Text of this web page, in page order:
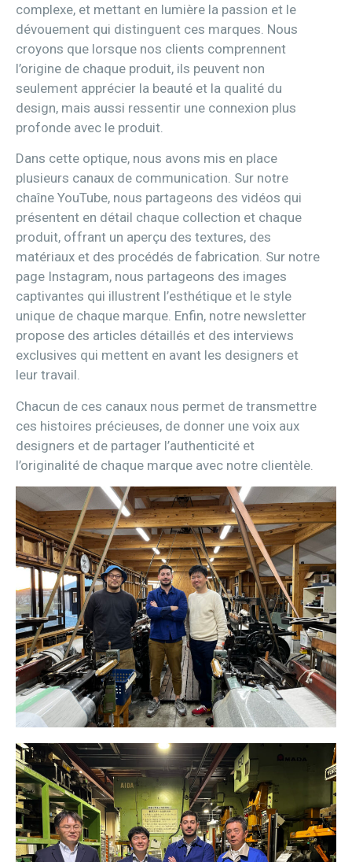
complexe, et mettant en lumière la passion et le
dévouement qui distinguent ces marques. Nous
croyons que lorsque nos clients comprennent
l’origine de chaque produit, ils peuvent non
seulement apprécier la beauté et la qualité du
design, mais aussi ressentir une connexion plus
profonde avec le produit.
Dans cette optique, nous avons mis en place
plusieurs canaux de communication. Sur notre
chaîne YouTube, nous partageons des vidéos qui
présentent en détail chaque collection et chaque
produit, offrant un aperçu des textures, des
matériaux et des procédés de fabrication. Sur notre
page Instagram, nous partageons des images
captivantes qui illustrent l’esthétique et le style
unique de chaque marque. Enfin, notre newsletter
propose des articles détaillés et des interviews
exclusives qui mettent en avant les designers et
leur travail.
Chacun de ces canaux nous permet de transmettre
ces histoires précieuses, de donner une voix aux
designers et de partager l’authenticité et
l’originalité de chaque marque avec notre clientèle.